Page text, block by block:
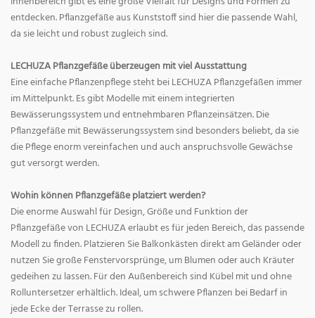
entdecken. Pflanzgefäße aus Kunststoff sind hier die passende Wahl,
da sie leicht und robust zugleich sind.
LECHUZA Pflanzgefäße überzeugen mit viel Ausstattung
Eine einfache Pflanzenpflege steht bei LECHUZA Pflanzgefäßen immer
im Mittelpunkt. Es gibt Modelle mit einem integrierten
Bewässerungssystem und entnehmbaren Pflanzeinsätzen. Die
Pflanzgefäße mit Bewässerungssystem sind besonders beliebt, da sie
die Pflege enorm vereinfachen und auch anspruchsvolle Gewächse
gut versorgt werden.
Wohin können Pflanzgefäße platziert werden?
Die enorme Auswahl für Design, Größe und Funktion der
Pflanzgefäße von LECHUZA erlaubt es für jeden Bereich, das passende
Modell zu finden. Platzieren Sie Balkonkästen direkt am Geländer oder
nutzen Sie große Fenstervorsprünge, um Blumen oder auch Kräuter
gedeihen zu lassen. Für den Außenbereich sind Kübel mit und ohne
Rolluntersetzer erhältlich. Ideal, um schwere Pflanzen bei Bedarf in
jede Ecke der Terrasse zu rollen.